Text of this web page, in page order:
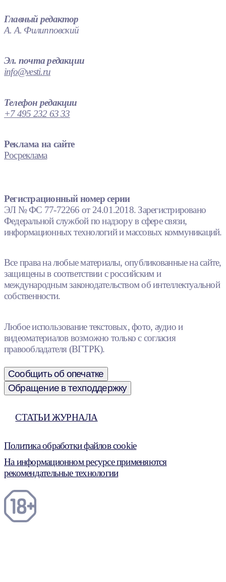
Главный редактор
А. А. Филипповский
Эл. почта редакции
info@vesti.ru
Телефон редакции
+7 495 232 63 33
Реклама на сайте
Росреклама
Регистрационный номер серии
ЭЛ № ФС 77-72266 от 24.01.2018. Зарегистрировано
Федеральной службой по надзору в сфере связи,
информационных технологий и массовых коммуникаций.
Все права на любые материалы, опубликованные на сайте,
защищены в соответствии с российским и
международным законодательством об интеллектуальной
собственности.
Любое использование текстовых, фото, аудио и
видеоматериалов возможно только с согласия
правообладателя (ВГТРК).
Сообщить об опечатке
Обращение в техподдержку
СТАТЬИ ЖУРНАЛА
Политика обработки файлов cookie
На информационном ресурсе применяются
рекомендательные технологии